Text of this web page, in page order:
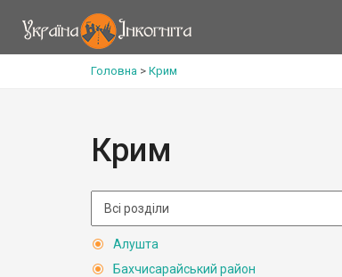
Головна > Крим
Крим
Алушта
Бахчисарайський район